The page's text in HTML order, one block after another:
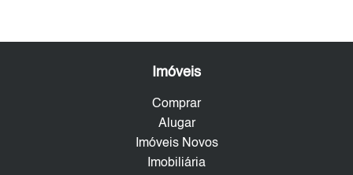
Imóveis
Comprar
Alugar
Imóveis Novos
Imobiliária